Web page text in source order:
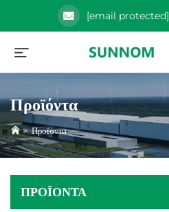
[email protected]
Προϊόντα
>Προϊόντα
ΠΡΟΪΌΝΤΑ